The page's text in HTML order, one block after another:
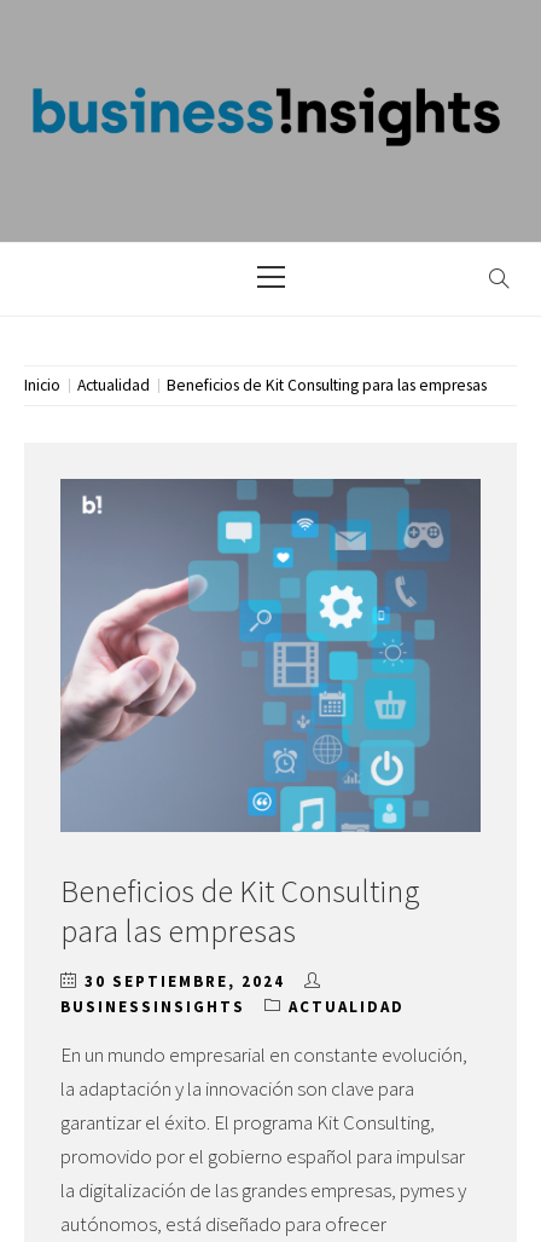
BLOG DE
INSIGHTS
principal
Inicio Actualidad Beneficios de Kit Consulting para las empresas
Beneficios de Kit Consulting
para las empresas
30 SEPTIEMBRE, 2024
BUSINESSINSIGHTS
ACTUALIDAD
En un mundo empresarial en constante evolución,
la adaptación y la innovación son clave para
garantizar el éxito. El programa Kit Consulting,
promovido por el gobierno español para impulsar
la digitalización de las grandes empresas, pymes y
autónomos, está diseñado para ofrecer